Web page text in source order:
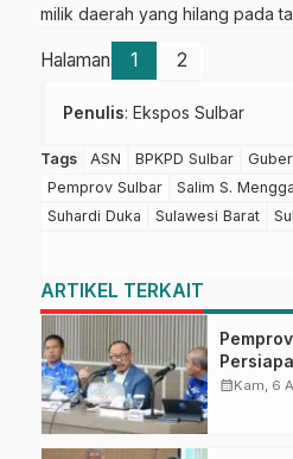
milik daerah yang hilang pada
Halaman 1 2
Penulis: Ekspos Sulbar
Tags ASN BPKPD Sulbar
Pemprov Sulbar
Salim S. Mengga
Suhardi Duka
Sulawesi Barat
ARTIKEL TERKAIT
Puncak
calendar_monthKam, 6